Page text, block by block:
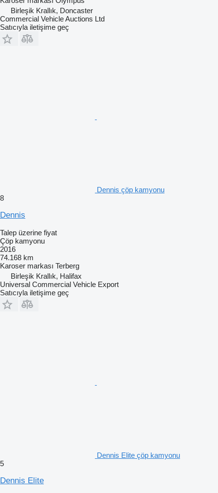
Birleşik Krallık, Doncaster
Commercial Vehicle Auctions Ltd
Satıcıyla iletişime geç
Dennis çöp kamyonu
8
Dennis
Talep üzerine fiyat
Çöp kamyonu
2016
74.168 km
Karoser markası Terberg
Birleşik Krallık, Halifax
Universal Commercial Vehicle Export
Satıcıyla iletişime geç
Dennis Elite çöp kamyonu
5
Dennis Elite